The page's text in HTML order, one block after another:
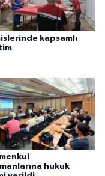
kapsamlı
hukuk